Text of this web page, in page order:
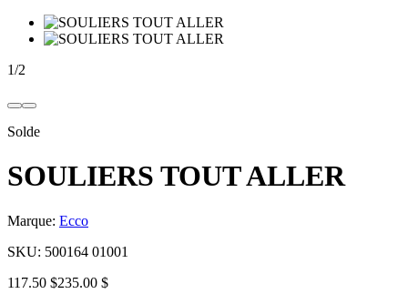
1/2
Solde
SOULIERS TOUT ALLER
Marque: Ecco
SKU: 500164 01001
117.50 $235.00 $